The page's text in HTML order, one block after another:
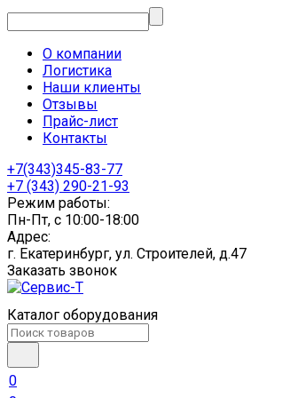
О компании
Логистика
Наши клиенты
Отзывы
Прайс-лист
Контакты
+7(343)345-83-77
+7 (343) 290-21-93
Режим работы:
Пн-Пт, с 10:00-18:00
Адрес:
г. Екатеринбург, ул. Строителей, д.47
Заказать звонок
Каталог оборудования
0